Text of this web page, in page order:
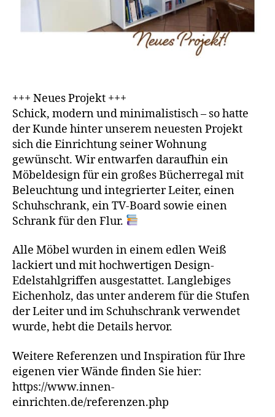
+++ Neues Projekt +++
Schick, modern und minimalistisch – so hatte
der Kunde hinter unserem neuesten Projekt
sich die Einrichtung seiner Wohnung
gewünscht. Wir entwarfen daraufhin ein
Möbeldesign für ein großes Bücherregal mit
Beleuchtung und integrierter Leiter, einen
Schuhschrank, ein TV-Board sowie einen
Schrank für den Flur.
Alle Möbel wurden in einem edlen Weiß
lackiert und mit hochwertigen Design-
Edelstahlgriffen ausgestattet. Langlebiges
Eichenholz, das unter anderem für die Stufen
der Leiter und im Schuhschrank verwendet
wurde, hebt die Details hervor.
Weitere Referenzen und Inspiration für Ihre
eigenen vier Wände finden Sie hier:
https://www.innen-
einrichten.de/referenzen.php